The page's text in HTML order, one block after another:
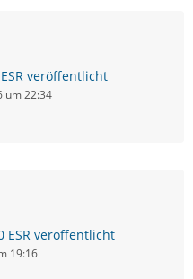
veröffentlicht
um 22:34
ESR veröffentlicht
19:16